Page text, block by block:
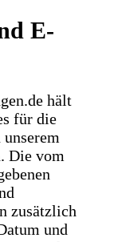
E-
hält
für die
Die vom
zusätzlich
und